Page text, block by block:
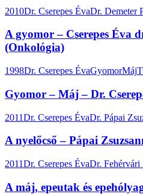
2010Dr. Cserepes ÉvaDr. Demeter
A gyomor – Cserepes Éva
(Onkológia)
1998Dr. Cserepes ÉvaGyomorMáj
Gyomor – Máj – Dr.
2011Dr. Cserepes ÉvaDr. Pápai
A nyelőcső – Pápai
2011Dr. Cserepes ÉvaDr. Fehérvári
A máj, epeutak és